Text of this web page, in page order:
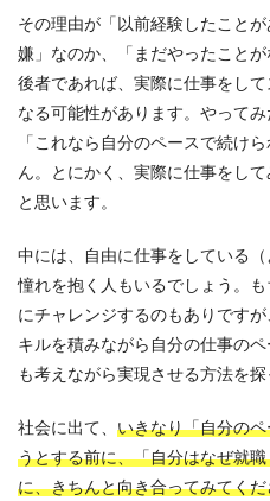
その理由が「以前経験したこと
嫌」なのか、「まだやったことが
後者であれば、実際に仕事をし
なる可能性があります。やってみ
「これなら自分のペースで続け
ん。とにかく、実際に仕事をし
と思います。
中には、自由に仕事をしている
憧れを抱く人もいるでしょう。
にチャレンジするのもありです
キルを積みながら自分の仕事の
も考えながら実現させる方法を探
社会に出て、 いきなり「自分の
うとする前に、「自分はなぜ就
に、きちんと向き合ってみてくだ